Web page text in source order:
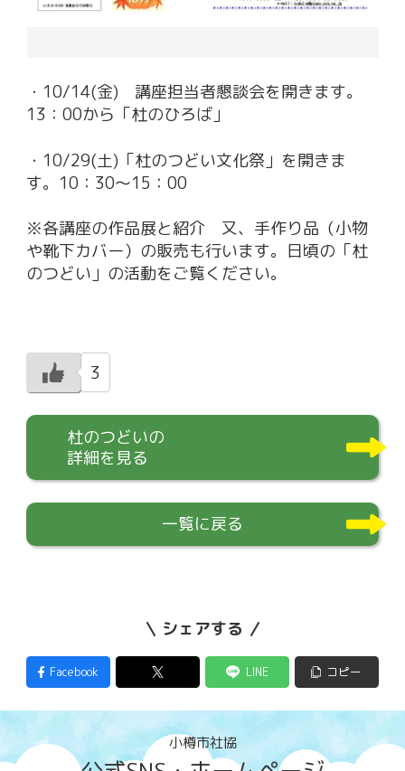
・10/14(金) 講座担当者懇談会を開きます。
13：00から「杜のひろば」
・10/29(土)「杜のつどい文化祭」を開きま
す。10：30～15：00
※各講座の作品展と紹介 又、手作り品（小物
や靴下カバー）の販売も行います。日頃の「杜
のつどい」の活動をご覧ください。
3
杜のつどいの
詳細を見る
一覧に戻る
シェアする
Facebook LINE コピー
小樽市社協